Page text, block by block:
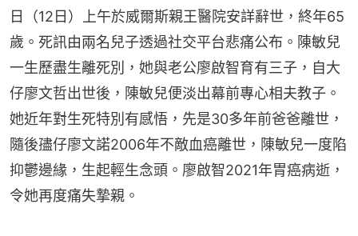
日（12日）上午於威爾斯親王醫院安詳辭世，終年65
歲。死訊由兩名兒子透過社交平台悲痛公布。陳敏兒
一生歷盡生離死別，她與老公廖啟智育有三子，自大
仔廖文哲出世後，陳敏兒便淡出幕前專心相夫教子。
她近年對生死特別有感悟，先是30多年前爸爸離世，
隨後孻仔廖文諾2006年不敵血癌離世，陳敏兒一度陷
抑鬱邊緣，生起輕生念頭。廖啟智2021年胃癌病逝，
令她再度痛失摯親。